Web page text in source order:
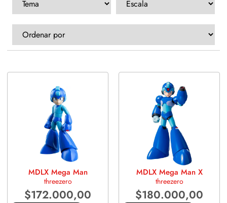
MDLX Mega Man
threezero
$172.000,00
MDLX Mega Man X
threezero
$180.000,00